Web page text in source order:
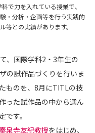
で力を入れている授業で、
・分析・企画等を行う実践的
等との実績があります。
、国際学科2・3年生の
の試作品づくりを行いま
ものを、8月にTITLの技
った試作品の中から選ん
す。
泉寺友紀教授をはじめ、